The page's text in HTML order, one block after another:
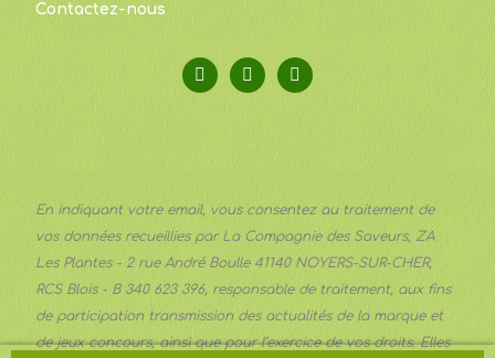
Contactez-nous
En indiquant votre email, vous consentez au traitement de
vos données recueillies par La Compagnie des Saveurs, ZA
Les Plantes - 2 rue André Boulle 41140 NOYERS-SUR-CHER,
RCS Blois - B 340 623 396, responsable de traitement, aux fins
de participation transmission des actualités de la marque et
de jeux concours, ainsi que pour l’exercice de vos droits. Elles